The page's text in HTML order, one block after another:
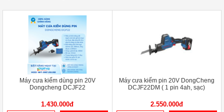
Máy cưa kiếm dùng pin 20V
Dongcheng DCJF22
1.430.000đ
Máy cưa kiếm pin 20V DongCheng
DCJF22DM ( 1 pin 4ah, sạc)
2.550.000đ